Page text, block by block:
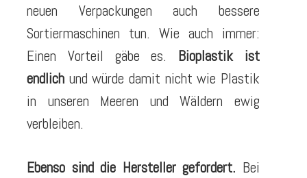
neuen Verpackungen auch bessere
Sortiermaschinen tun. Wie auch immer:
Einen Vorteil gäbe es. Bioplastik ist
endlich und würde damit nicht wie Plastik
in unseren Meeren und Wäldern ewig
verbleiben.
Ebenso sind die Hersteller gefordert. Bei